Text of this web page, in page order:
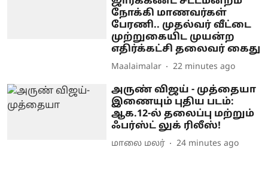
நோக்கி மாணவர்கள்
பேரணி.. முதல்வர் வீட்டை
முற்றுகையிட முயன்ற
எதிர்க்கட்சி தலைவர் கைது
Maalaimalar 22 minutes ago
அருண் விஜய் - முத்தையா
இணையும் புதிய படம்:
ஆக.12-ல் தலைப்பு மற்றும்
ஃபர்ஸ்ட் லுக் ரிலீஸ்!
மாலை மலர் 24 minutes ago